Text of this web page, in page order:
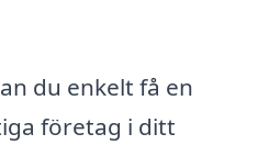
du enkelt få en
företag i ditt